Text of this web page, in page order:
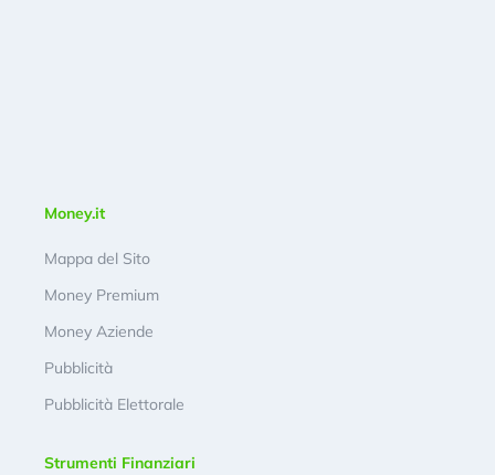
Money.it
Mappa del Sito
Money Premium
Money Aziende
Pubblicità
Pubblicità Elettorale
Strumenti Finanziari